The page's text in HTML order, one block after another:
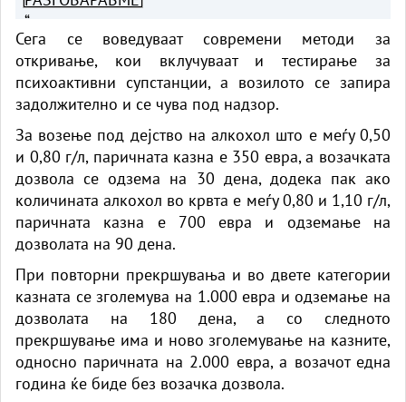
Сега се воведуваат современи методи за
откривање, кои вклучуваат и тестирање за
психоактивни супстанции, а возилото се запира
задолжително и се чува под надзор.
За возење под дејство на алкохол што е меѓу 0,50
и 0,80 г/л, паричната казна е 350 евра, а возачката
дозвола се одзема на 30 дена, додека пак ако
количината алкохол во крвта е меѓу 0,80 и 1,10 г/л,
паричната казна е 700 евра и одземање на
дозволата на 90 дена.
При повторни прекршувања и во двете категории
казната се зголемува на 1.000 евра и одземање на
дозволата на 180 дена, а со следното
прекршување има и ново зголемување на казните,
односно паричната на 2.000 евра, а возачот една
година ќе биде без возачка дозвола.